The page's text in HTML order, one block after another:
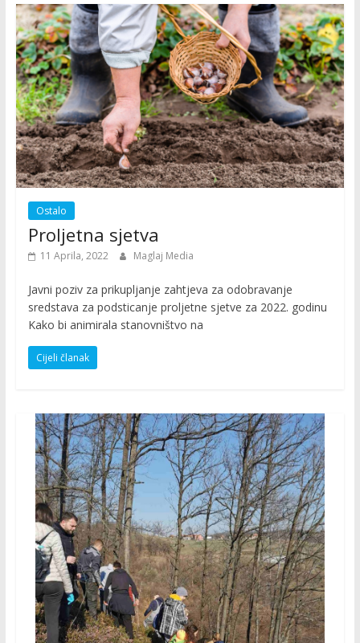
Ostalo
Proljetna sjetva
11 Aprila, 2022 Maglaj Media
Javni poziv za prikupljanje zahtjeva za odobravanje
sredstava za podsticanje proljetne sjetve za 2022. godinu
Kako bi animirala stanovništvo na
Cijeli članak